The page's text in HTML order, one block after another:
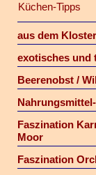
Küchen-Tipps
aus dem
exotisches und
Beerenobst /
Faszination
Moor
Faszination